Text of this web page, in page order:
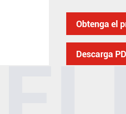
Obtenga el
Descarga